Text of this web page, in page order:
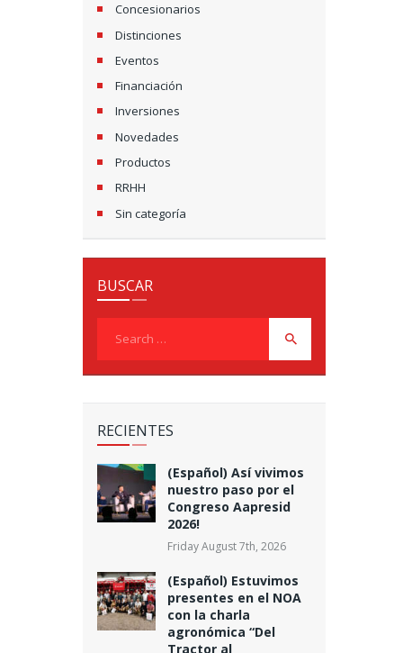
Concesionarios
Distinciones
Eventos
Financiación
Inversiones
Novedades
Productos
RRHH
Sin categoría
BUSCAR
RECIENTES
(Español) Así vivimos
nuestro paso por el
Congreso Aapresid
2026!
Friday August 7th, 2026
(Español) Estuvimos
presentes en el NOA
con la charla
agronómica “Del
Tractor al